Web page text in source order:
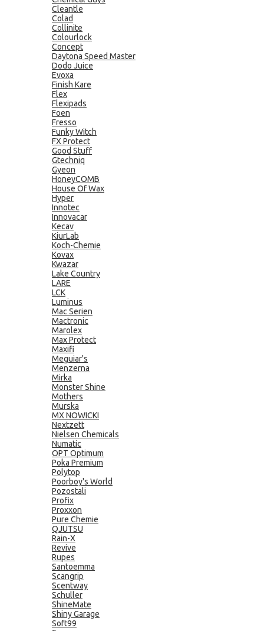
Cleantle
Colad
Collinite
Colourlock
Concept
Daytona Speed Master
Dodo Juice
Evoxa
Finish Kare
Flex
Flexipads
Foen
Fresso
Funky Witch
FX Protect
Good Stuff
Gtechniq
Gyeon
HoneyCOMB
House Of Wax
Hyper
Innotec
Innovacar
Kecav
KiurLab
Koch-Chemie
Kovax
Kwazar
Lake Country
LARE
LCK
Luminus
Mac Serien
Mactronic
Marolex
Max Protect
Maxifi
Meguiar's
Menzerna
Mirka
Monster Shine
Mothers
Murska
MX NOWICKI
Nextzett
Nielsen Chemicals
Numatic
OPT Optimum
Poka Premium
Polytop
Poorboy's World
Pozostali
Profix
Proxxon
Pure Chemie
QJUTSU
Rain-X
Revive
Rupes
Santoemma
Scangrip
Scentway
Schuller
ShineMate
Shiny Garage
Soft99